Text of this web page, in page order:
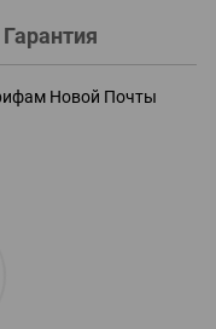
Гарантия
Новой Почты